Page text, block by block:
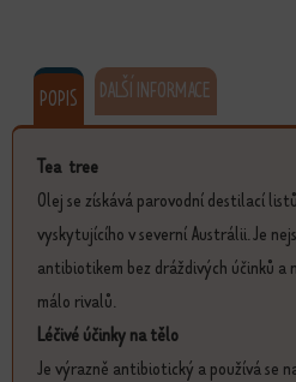
POPIS DALŠÍ INFORMACE
Tea tree
Olej se získává parovodní destilací
vyskytujícího v severní Austrálii. Je
antibiotikem bez dráždivých účinků a
málo rivalů.
Léčivé účinky na tělo
Je výrazně antibiotický a používá se